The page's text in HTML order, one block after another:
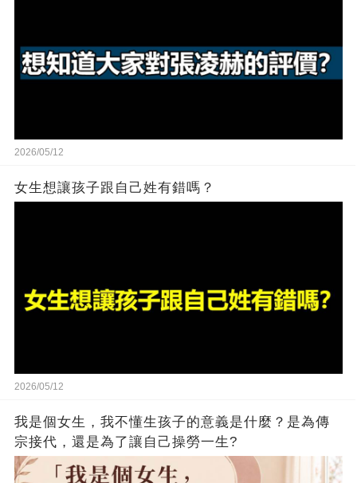
2026/05/12
女生想讓孩子跟自己姓有錯嗎？
2026/05/12
我是個女生，我不懂生孩子的意義是什麼？是為傳
宗接代，還是為了讓自己操勞一生?